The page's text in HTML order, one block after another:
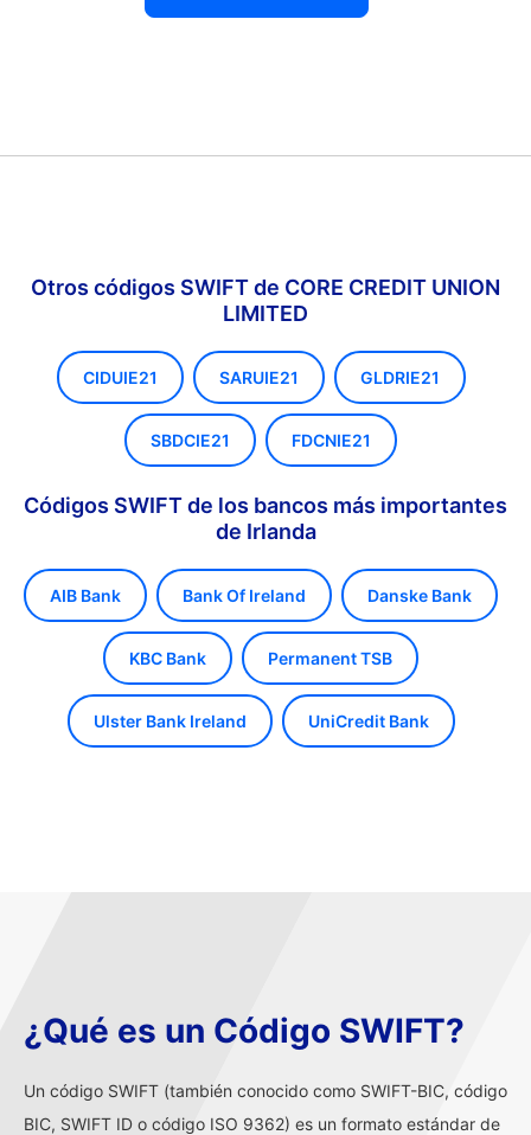
Otros códigos SWIFT de CORE CREDIT UNION
LIMITED
CIDUIE21 SARUIE21 GLDRIE21
SBDCIE21 FDCNIE21
Códigos SWIFT de los bancos más importantes
de Irlanda
AIB Bank Bank Of Ireland Danske Bank
KBC Bank Permanent TSB
Ulster Bank Ireland UniCredit Bank
¿Qué es un Código SWIFT?
Un código SWIFT (también conocido como SWIFT-BIC, código
BIC, SWIFT ID o código ISO 9362) es un formato estándar de